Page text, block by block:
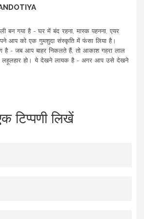
बन गया है - घर में बंद रहना, मास्क पहनना, एयर
आप को एक गुमशुदा संस्कृति में फंसा लिया है।
है - जब आप बाहर निकलते हैं, तो आकाश गहरा लाल
हो। ये देखने लायक है - अगर आप उसे देखने
टिप्पणी लिखें